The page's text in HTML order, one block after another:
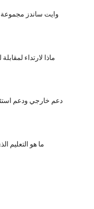
وايت ساندز مجموعة
ماذا لارتداء
دعم خارجي ودعم
ما هو التعليم